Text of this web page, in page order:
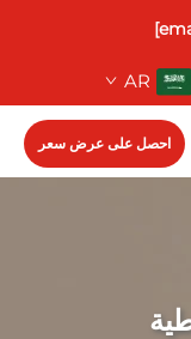
AR
احصل على عرض سعر